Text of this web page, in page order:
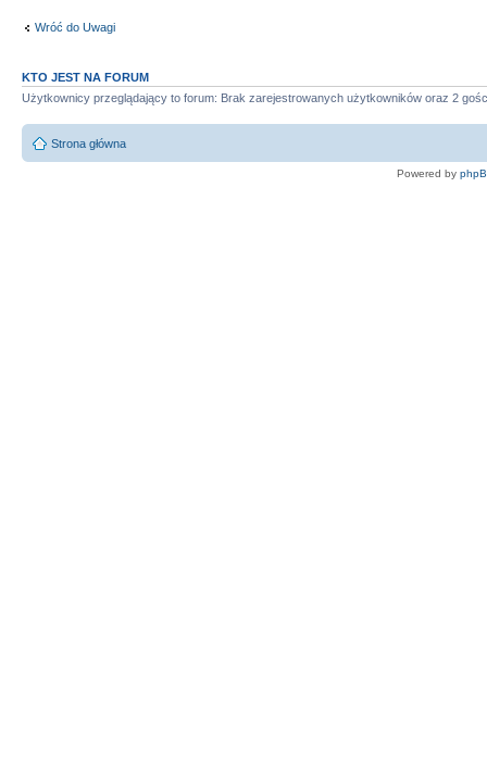
Wróć do Uwagi
KTO JEST NA FORUM
Użytkownicy przeglądający to forum: Brak zarejestrowanych użytkowników oraz 2
Strona główna
Powered by